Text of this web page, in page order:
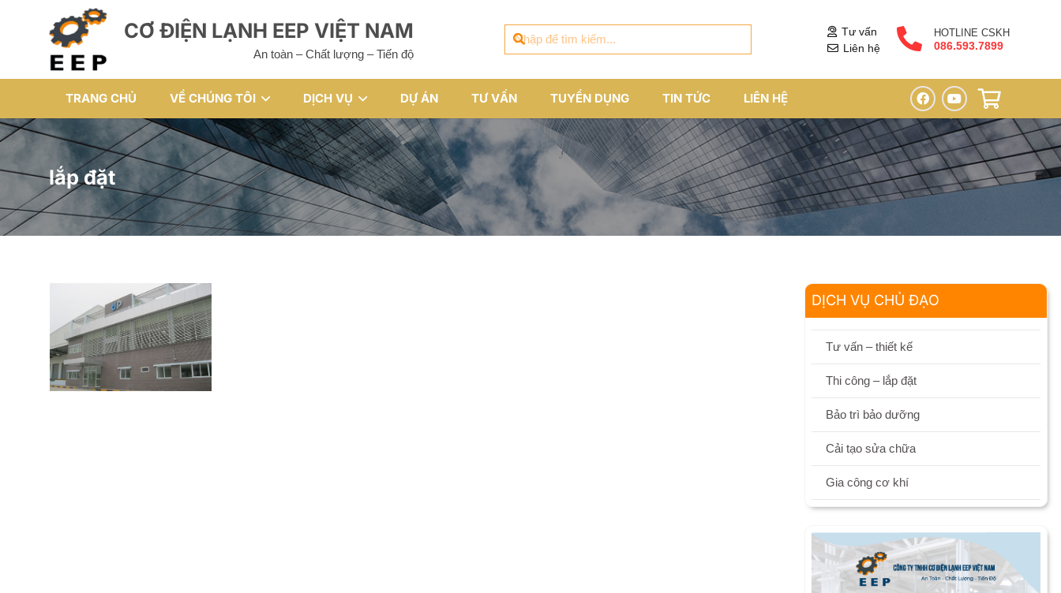
CƠ ĐIỆN LẠNH EEP VIỆT NAM
An toàn – Chất lượng – Tiến độ
Tư vấn
Liên hệ
HOTLINE CSKH
086.593.7899
TRANG CHỦ VỀ CHÚNG TÔI DỊCH VỤ DỰ ÁN TƯ VẤN TUYỂN DỤNG TIN TỨC LIÊN HỆ
lắp đặt
DỊCH VỤ CHỦ ĐẠO
Tư vấn – thiết kế
Thi công – lắp đặt
Bảo trì bảo dưỡng
Cải tạo sửa chữa
Gia công cơ khí